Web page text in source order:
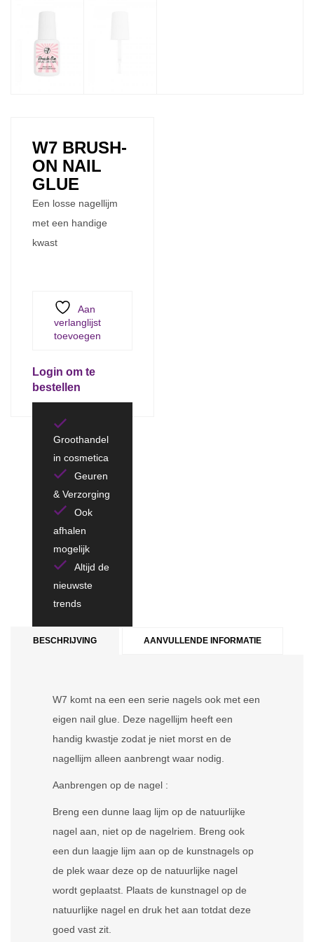
W7 BRUSH-
ON NAIL
GLUE
Een losse nagellijm
met een handige
kwast
Aan
verlanglijst
toevoegen
Login om te
bestellen
Groothandel
in cosmetica
Geuren
& Verzorging
Ook
afhalen
mogelijk
Altijd de
nieuwste
trends
BESCHRIJVING AANVULLENDE INFORMATIE
W7 komt na een een serie nagels ook met een
eigen nail glue. Deze nagellijm heeft een
handig kwastje zodat je niet morst en de
nagellijm alleen aanbrengt waar nodig.
Aanbrengen op de nagel :
Breng een dunne laag lijm op de natuurlijke
nagel aan, niet op de nagelriem. Breng ook
een dun laagje lijm aan op de kunstnagels op
de plek waar deze op de natuurlijke nagel
wordt geplaatst. Plaats de kunstnagel op de
natuurlijke nagel en druk het aan totdat deze
goed vast zit.